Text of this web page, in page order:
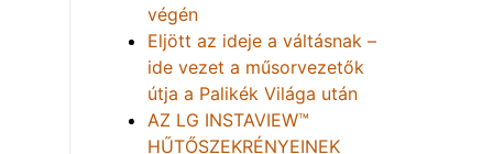
végén
Eljött az ideje a váltásnak –
ide vezet a műsorvezetők
útja a Palikék Világa után
AZ LG INSTAVIEW™
HŰTŐSZEKRÉNYEINEK